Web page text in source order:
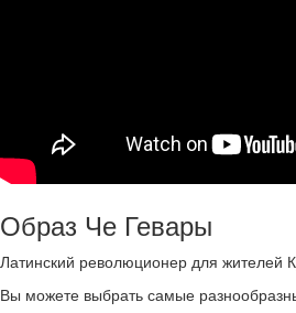
Образ Че Гевары
Латинский революционер для жителей
Вы можете выбрать самые